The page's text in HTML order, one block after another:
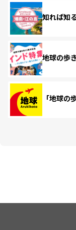
知れば知
地球の歩
「地球の